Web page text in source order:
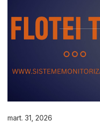
mart. 31, 2026